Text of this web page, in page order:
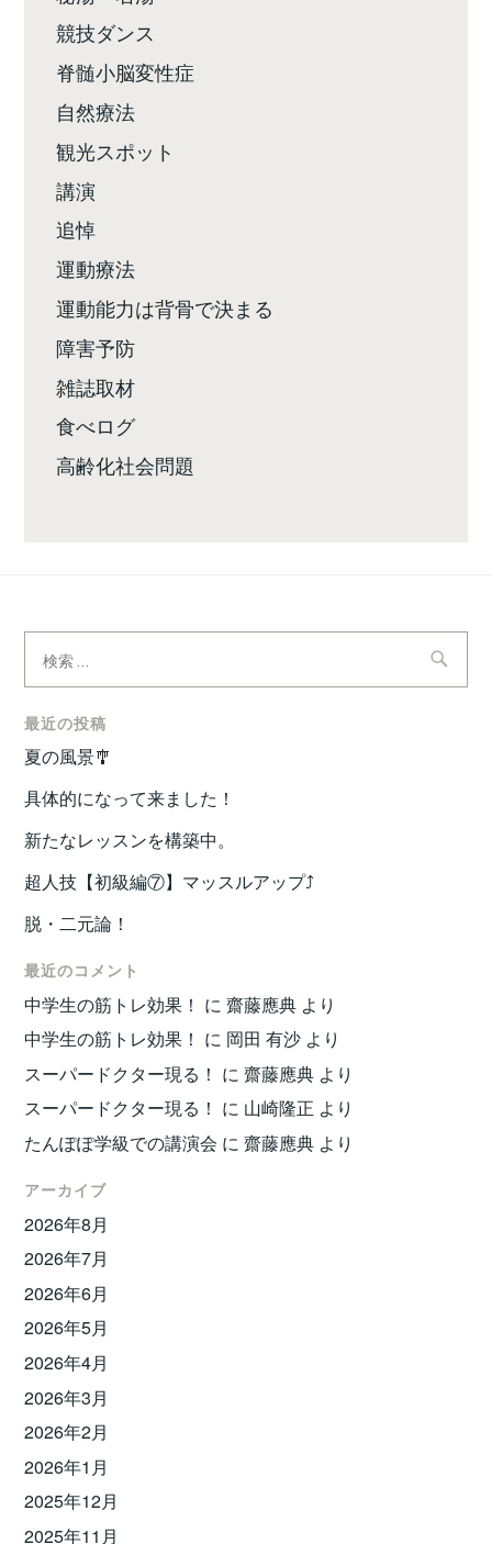
競技ダンス
脊髄小脳変性症
自然療法
観光スポット
講演
追悼
運動療法
運動能力は背骨で決まる
障害予防
雑誌取材
食べログ
高齢化社会問題
索:
最近の投稿
夏の風景🎐
具体的になって来ました！
新たなレッスンを構築中。
超人技【初級編⑦】マッスルアップ⤴️
脱・二元論！
最近のコメント
中学生の筋トレ効果！ に齋藤應典 より
中学生の筋トレ効果！ に 岡田 有沙 より
スーパードクター現る！ に齋藤應典 より
スーパードクター現る！ に 山崎隆正 より
たんぽぽ学級での講演会 に齋藤應典 より
アーカイブ
2026年8月
2026年7月
2026年6月
2026年5月
2026年4月
2026年3月
2026年2月
2026年1月
2025年12月
2025年11月